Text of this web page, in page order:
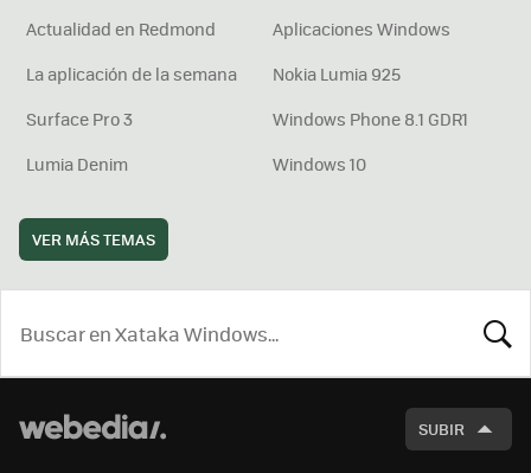
Actualidad en Redmond
Aplicaciones Windows
La aplicación de la semana
Nokia Lumia 925
Surface Pro 3
Windows Phone 8.1 GDR1
Lumia Denim
Windows 10
VER MÁS TEMAS
SUBIR